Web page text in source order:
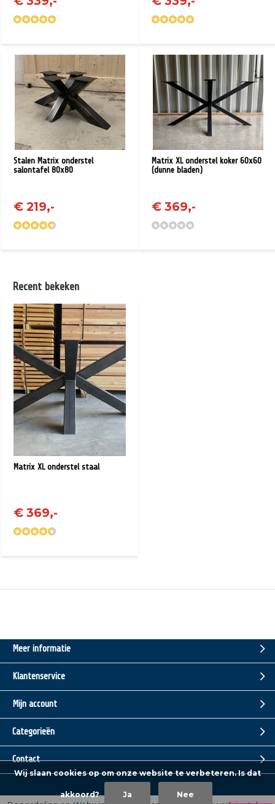
Stalen Matrix onderstel
salontafel 80x80
€ 219,-
Matrix XL onderstel koker 60x60
(dunne bladen)
€ 369,-
Recent bekeken
Matrix XL onderstel staal
€ 369,-
Meer informatie
Klantenservice
Mijn account
Categorieën
Contact
Wij slaan cookies op om onze website te verbeteren. Is dat
akkoord? Ja Nee